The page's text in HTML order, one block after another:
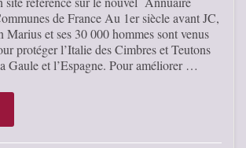
de France Au 1er siècle avant JC,
Marius et ses 30 000 hommes sont venus
protéger l’Italie des Cimbres et Teutons
Gaule et l’Espagne. Pour améliorer …